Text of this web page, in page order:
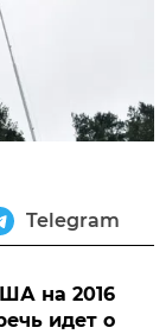
Telegram
на 2016
идет о